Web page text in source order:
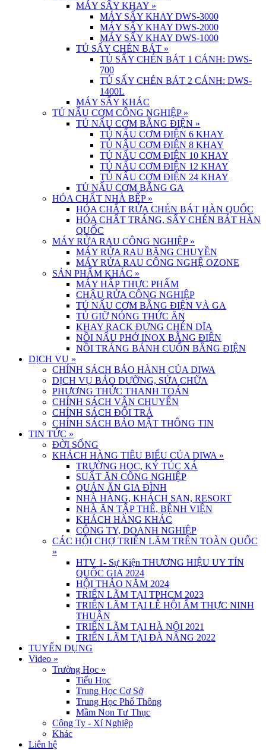
MÁY SẤY KHAY »
MÁY SẤY KHAY DWS-3000
MÁY SẤY KHAY DWS-2000
MÁY SẤY KHAY DWS-1000
TỦ SẤY CHÉN BÁT »
TỦ SẤY CHÉN BÁT 1 CÁNH: DWS-
700
TỦ SẤY CHÉN BÁT 2 CÁNH: DWS-
1400L
MÁY SẤY KHÁC
TỦ NẤU CƠM CÔNG NGHIỆP »
TỦ NẤU CƠM BẰNG ĐIỆN »
TỦ NẤU CƠM ĐIỆN 6 KHAY
TỦ NẤU CƠM ĐIỆN 8 KHAY
TỦ NẤU CƠM ĐIỆN 10 KHAY
TỦ NẤU CƠM ĐIỆN 12 KHAY
TỦ NẤU CƠM ĐIỆN 24 KHAY
TỦ NẤU CƠM BẰNG GA
HÓA CHẤT NHÀ BẾP »
HÓA CHẤT RỬA CHÉN BÁT HÀN QUỐC
HÓA CHẤT TRÁNG, SẤY CHÉN BÁT HÀN
QUỐC
MÁY RỬA RAU CÔNG NGHIỆP »
MÁY RỬA RAU BĂNG CHUYỀN
MÁY RỬA RAU CÔNG NGHỆ OZONE
SẢN PHẨM KHÁC »
MÁY HẤP THỰC PHẨM
CHẬU RỬA CÔNG NGHIỆP
TỦ NẤU CƠM BẰNG ĐIỆN VÀ GA
TỦ GIỮ NÓNG THỨC ĂN
KHAY RACK ĐỰNG CHÉN DĨA
NỒI NẤU PHỞ INOX BẰNG ĐIỆN
NỒI TRÁNG BÁNH CUỐN BẰNG ĐIỆN
DỊCH VỤ »
CHÍNH SÁCH BẢO HÀNH CỦA DIWA
DỊCH VỤ BẢO DƯỠNG, SỬA CHỮA
PHƯƠNG THỨC THANH TOÁN
CHÍNH SÁCH VẬN CHUYỂN
CHÍNH SÁCH ĐỔI TRẢ
CHÍNH SÁCH BẢO MẬT THÔNG TIN
TIN TỨC »
ĐỜI SỐNG
KHÁCH HÀNG TIÊU BIỂU CỦA DIWA »
TRƯỜNG HỌC, KÝ TÚC XÁ
SUẤT ĂN CÔNG NGHIỆP
QUÁN ĂN GIA ĐÌNH
NHÀ HÀNG, KHÁCH SẠN, RESORT
NHÀ ĂN TẬP THỂ, BỆNH VIỆN
KHÁCH HÀNG KHÁC
CÔNG TY, DOANH NGHIỆP
CÁC HỘI CHỢ TRIỂN LÃM TRÊN TOÀN QUỐC
»
HTV 1- Sự Kiện THƯƠNG HIỆU UY TÍN
QUỐC GIA 2024
HỘI THẢO NĂM 2024
TRIỂN LÃM TẠI TPHCM 2023
TRIỂN LÃM TẠI LỄ HỘI ẨM THỰC NINH
THUẬN
TRIỂN LÃM TẠI HÀ NỘI 2021
TRIỂN LÃM TẠI ĐÀ NẴNG 2022
TUYỂN DỤNG
Video »
Trường Học »
Tiểu Học
Trung Học Cơ Sở
Trung Học Phổ Thông
Mầm Non Tư Thục
Công Ty - Xí Nghiệp
Khác
Liên hệ